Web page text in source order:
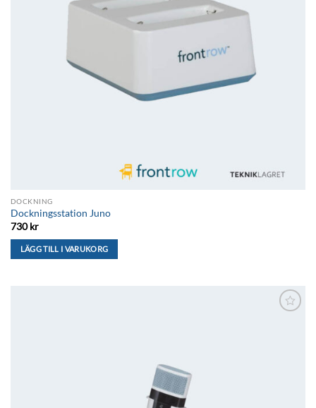
DOCKNING
Dockningsstation Juno
730kr
LÄGG TILL I VARUKORG